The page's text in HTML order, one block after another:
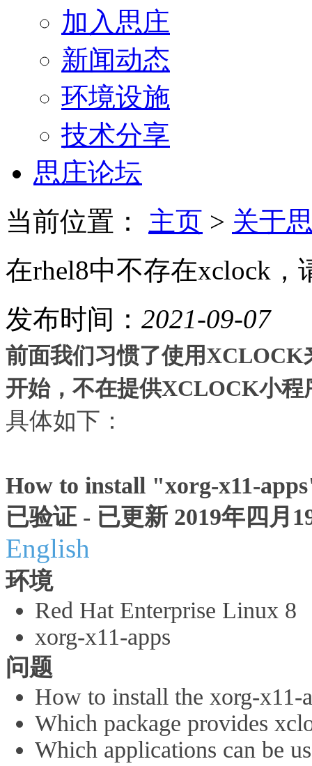
加入思庄
新闻动态
环境设施
技术分享
思庄论坛
当前位置：
主页 > 关于
在rhel8中不存在xclock，
发布时间： 2021-09-07
前面我们习惯了使用
开始，不在提供XCLOCK小
具体如下：
How to install "xorg-x11-
已验证 - 已更新 2019年四月
English
环境
Red Hat Enterprise Linux 8
xorg-x11-apps
问题
How to install the xorg-x11-
Which package provides
Which applications can be